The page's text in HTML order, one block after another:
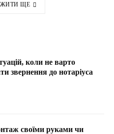
ЩЕ
коли не варто
звернення до нотаріуса
своїми руками чи